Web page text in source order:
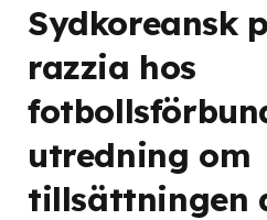
Sydkoreansk
razzia hos
utredning om
tillsättningen